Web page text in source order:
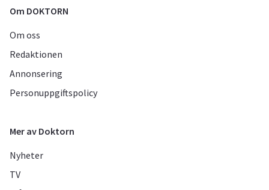
Om DOKTORN
Om oss
Redaktionen
Annonsering
Personuppgiftspolicy
Mer av Doktorn
Nyheter
TV